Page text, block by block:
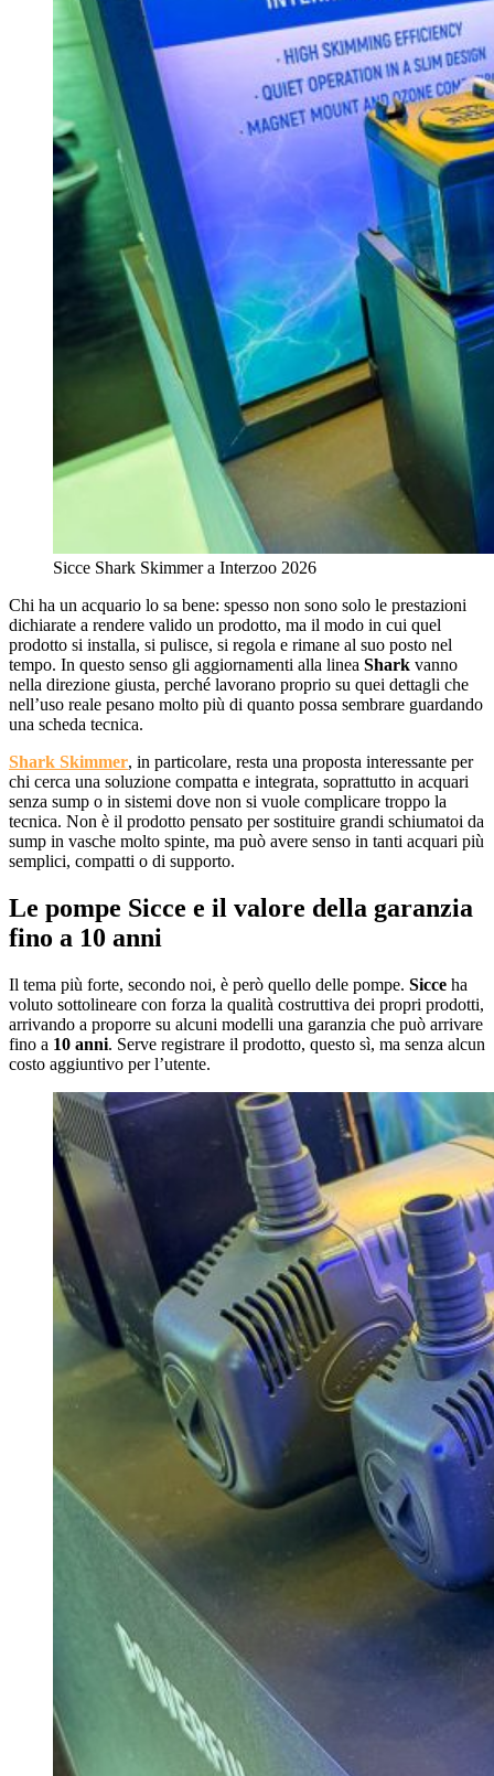
Sicce Shark Skimmer a Interzoo 2026
Chi ha un acquario lo sa bene: spesso non sono solo le prestazioni
dichiarate a rendere valido un prodotto, ma il modo in cui quel
prodotto si installa, si pulisce, si regola e rimane al suo posto nel
tempo. In questo senso gli aggiornamenti alla linea Shark vanno
nella direzione giusta, perché lavorano proprio su quei dettagli che
nell’uso reale pesano molto più di quanto possa sembrare guardando
una scheda tecnica.
Shark Skimmer, in particolare, resta una proposta interessante per
chi cerca una soluzione compatta e integrata, soprattutto in acquari
senza sump o in sistemi dove non si vuole complicare troppo la
tecnica. Non è il prodotto pensato per sostituire grandi schiumatoi da
sump in vasche molto spinte, ma può avere senso in tanti acquari più
semplici, compatti o di supporto.
Le pompe Sicce e il valore della garanzia
fino a 10 anni
Il tema più forte, secondo noi, è però quello delle pompe. Sicce ha
voluto sottolineare con forza la qualità costruttiva dei propri prodotti,
arrivando a proporre su alcuni modelli una garanzia che può arrivare
fino a 10 anni. Serve registrare il prodotto, questo sì, ma senza alcun
costo aggiuntivo per l’utente.